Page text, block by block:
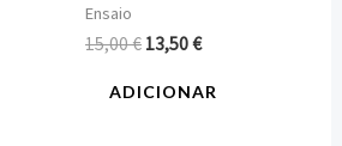
Ensaio
15,00€ 13,50€
ADICIONAR